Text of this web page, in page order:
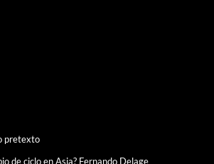
pretexto
de ciclo en Asia? Fernando Delage